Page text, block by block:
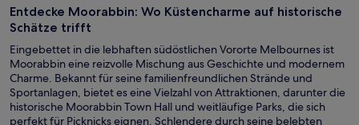
Entdecke Moorabbin: Wo Küstencharme auf historische
Schätze trifft
Eingebettet in die lebhaften südöstlichen Vororte Melbournes ist
Moorabbin eine reizvolle Mischung aus Geschichte und modernem
Charme. Bekannt für seine familienfreundlichen Strände und
Sportanlagen, bietet es eine Vielzahl von Attraktionen, darunter die
historische Moorabbin Town Hall und weitläufige Parks, die sich
perfekt für Picknicks eignen. Schlendere durch seine belebten